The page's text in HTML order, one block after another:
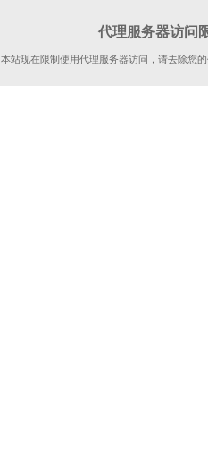
代理服务器访问
本站现在限制使用代理服务器访问，请去除您的